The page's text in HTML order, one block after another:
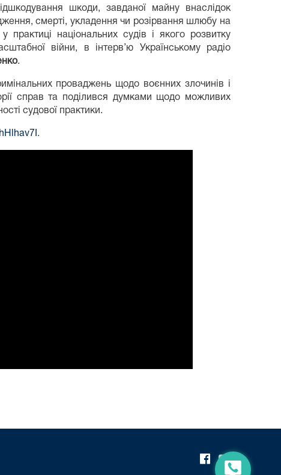
шкоди, завданої майну внаслідок
смерті, укладення чи розірвання шлюбу на
національних судів і якого розвитку
війни, в інтерв’ю Українському радіо
.
проваджень щодо воєнних злочинів і
справ та поділився думками щодо можливих
судової практики.
.